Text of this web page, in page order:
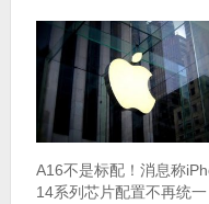
A16不是标配！消息称
14系列芯片配置不再统一